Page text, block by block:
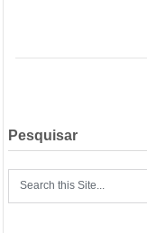
Pesquisar